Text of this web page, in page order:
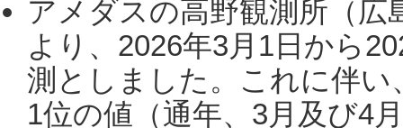
アメダスの高野観測所（
より、2026年3月1日から
測としました。これに伴い
1位の値（通年、3月及び4